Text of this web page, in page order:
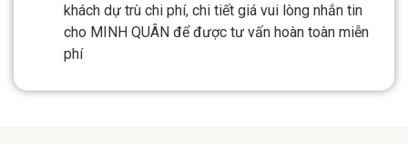
khách dự trù chi phí, chi tiết giá vui lòng nhắn tin
cho MINH QUÂN để được tư vấn hoàn toàn miễn
phí